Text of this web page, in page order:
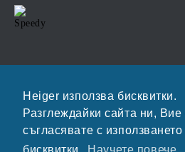
Heiger използва бисквитки.
Разглеждайки сайта ни, Вие
съгласявате с използването
Нашият онлайн магазин е